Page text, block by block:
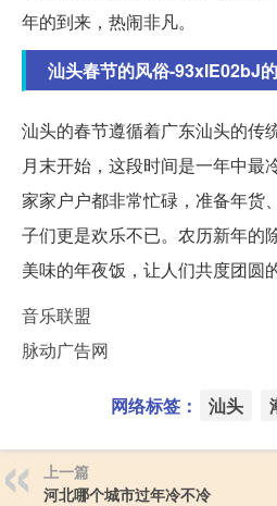
年的到来，热闹非凡。
汕头春节的风俗-93xlE02bJ
汕头的春节遵循着广东汕头的传
月末开始，这段时间是一年中最
家家户户都非常忙碌，准备年货
子们更是欢乐不已。农历新年的
美味的年夜饭，让人们共度团圆
音乐联盟
脉动广告网
网络标签： 汕头
上一篇
河北哪个城市过年冷不冷